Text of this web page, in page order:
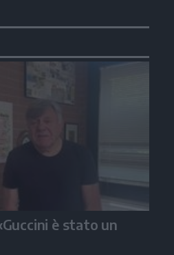
è stato un